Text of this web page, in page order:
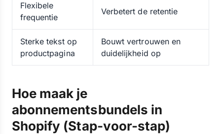
Flexibele
frequentie
Verbetert de retentie
Sterke tekst op
productpagina
Bouwt vertrouwen en
duidelijkheid op
Hoe maak je
abonnementsbundels in
Shopify (Stap-voor-stap)